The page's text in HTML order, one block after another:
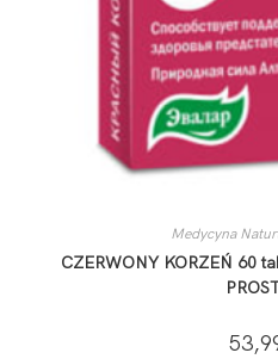
Medycyna
CZERWONY KORZEŃ 60